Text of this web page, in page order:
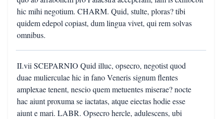
hic mihi negotium. CHARM. Quid, stulte, ploras? tibi
quidem edepol copiast, dum lingua vivet, qui rem solvas
omnibus.
II.vii SCEPARNIO Quid illuc, opsecro, negotist quod
duae mulierculae hic in fano Veneris signum flentes
amplexae tenent, nescio quem metuentes miserae? nocte
hac aiunt proxuma se iactatas, atque eiectas hodie esse
aiunt e mari. LABR. Opsecro hercle, adulescens, ubi